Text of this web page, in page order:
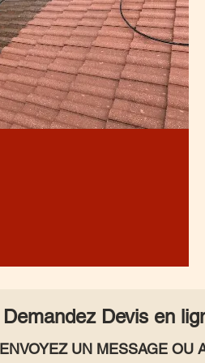
Demandez Devis en
ENVOYEZ UN MESSAGE OU